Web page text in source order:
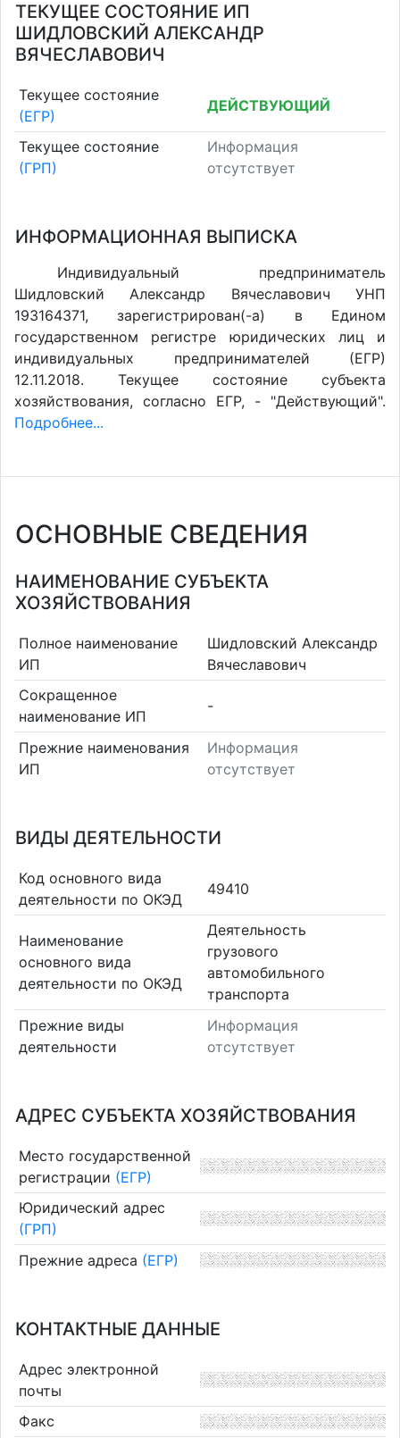
ТЕКУЩЕЕ СОСТОЯНИЕ ИП
ШИДЛОВСКИЙ АЛЕКСАНДР
ВЯЧЕСЛАВОВИЧ
Текущее состояние
(ЕГР)
ДЕЙСТВУЮЩИЙ
Текущее состояние
(ГРП)
Информация
отсутствует
ИНФОРМАЦИОННАЯ ВЫПИСКА
Индивидуальный предприниматель
Шидловский Александр Вячеславович УНП
193164371, зарегистрирован(-а) в Едином
государственном регистре юридических лиц и
индивидуальных предпринимателей (ЕГР)
12.11.2018. Текущее состояние субъекта
хозяйствования, согласно ЕГР, - "Действующий".
Подробнее...
ОСНОВНЫЕ СВЕДЕНИЯ
НАИМЕНОВАНИЕ СУБЪЕКТА
ХОЗЯЙСТВОВАНИЯ
Полное наименование
ИП
Шидловский Александр
Вячеславович
Сокращенное
наименование ИП
-
Прежние наименования
ИП
Информация
отсутствует
ВИДЫ ДЕЯТЕЛЬНОСТИ
Код основного вида
деятельности по ОКЭД
49410
Наименование
основного вида
деятельности по ОКЭД
Деятельность
грузового
автомобильного
транспорта
Прежние виды
деятельности
Информация
отсутствует
АДРЕС СУБЪЕКТА ХОЗЯЙСТВОВАНИЯ
Место государственной
регистрации (ЕГР)
Юридический адрес
(ГРП)
Прежние адреса (ЕГР)
КОНТАКТНЫЕ ДАННЫЕ
Адрес электронной
почты
Факс